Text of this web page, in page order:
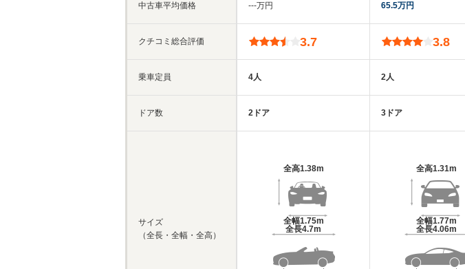
中古車平均価格
クチコミ総合評価
乗車定員
ドア数
サイズ
（全長・全幅・全高）
‐‐‐万円
3.7
4人
2ドア
全高1.38m
全幅1.75m
全長4.7m
65.5万円
3.8
2人
3ドア
全高1.31m
全幅1.77m
全長4.06m